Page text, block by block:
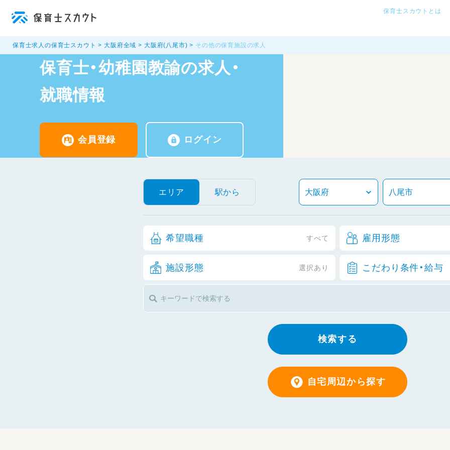
保育士スカウトとは
保育士求人の保育士スカウト 大阪府全域 大阪府(八尾市) その他の保育施設の求人
保育士・幼稚園教諭の求人・
就職情報
会員登録 ログイン
エリア 駅から
希望職種 すべて 雇用形態
施設形態 選択あり こだわり条件・給与
検索する
自宅周辺から探す